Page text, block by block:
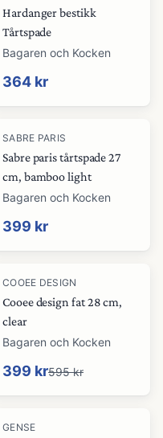
Hardanger bestikk
Tårtspade
Bagaren och Kocken
364 kr
SABRE PARIS
Sabre paris tårtspade 27
cm, bamboo light
Bagaren och Kocken
399 kr
-33%
COOEE DESIGN
Cooee design fat 28 cm,
clear
Bagaren och Kocken
399 kr595 kr
GENSE